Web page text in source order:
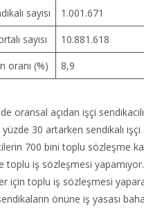
sayısı
1.001.671
sayısı
10.881.618
oranı (%)
8,9
oransal açıdan işçi
yüzde 30 artarken sendikalı
700 bini toplu sözleşme
toplu iş sözleşmesi
için toplu iş sözleşmesi
önüne iş yasası